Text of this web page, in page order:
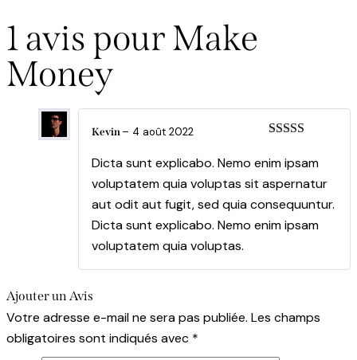
1 avis pourMake
Money
Kevin– 4 août 2022
Dicta sunt explicabo. Nemo enim ipsam
voluptatem quia voluptas sit aspernatur
aut odit aut fugit, sed quia consequuntur.
Dicta sunt explicabo. Nemo enim ipsam
voluptatem quia voluptas.
Ajouter un Avis
Votre adresse e-mail ne sera pas publiée. Les champs
obligatoires sont indiqués avec *